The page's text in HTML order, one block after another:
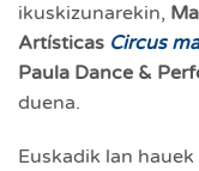
ikuskizunarekin,
Artísticas Circus
Paula Dance &
duena.
Euskadik lan